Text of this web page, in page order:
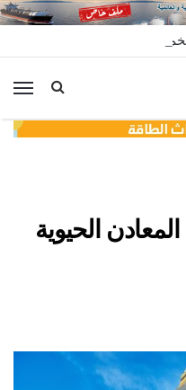
ينتظر قرارًا مصيريًا
الحيوية